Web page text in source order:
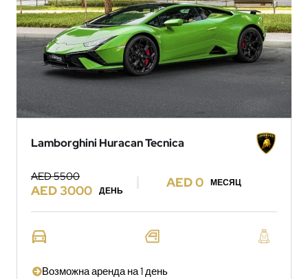
Lamborghini Huracan Tecnica
AED 5500
AED 3000 ДЕНЬ
AED 0 МЕСЯЦ
Возможна аренда на 1 день